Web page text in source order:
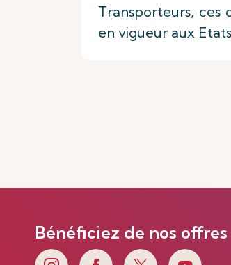
Transporteurs, ces
en vigueur aux
Bénéficiez de nos